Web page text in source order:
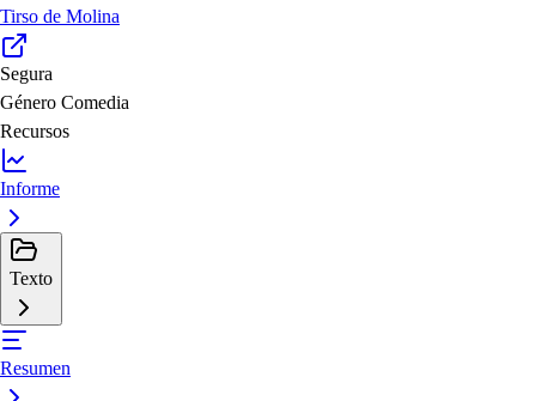
Tirso de Molina
Segura
Género Comedia
Recursos
Informe
Texto
Resumen